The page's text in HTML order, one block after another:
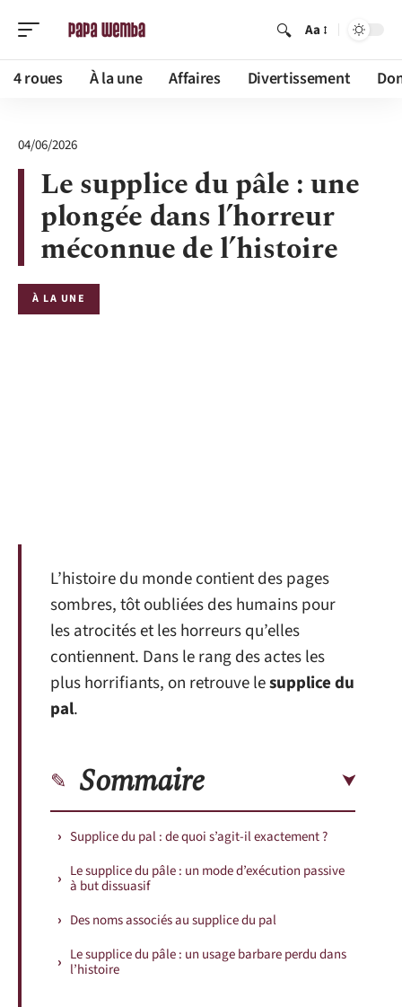
Aa
4 roues À la une Affaires Divertissement
04/06/2026
Le supplice du pâle : une
plongée dans l’horreur
méconnue de l’histoire
À LA UNE
L’histoire du monde contient des pages
sombres, tôt oubliées des humains pour
les atrocités et les horreurs qu’elles
contiennent. Dans le rang des actes les
plus horrifiants, on retrouve lesupplice du
pal.
Sommaire
Supplice du pal : de quoi s’agit-il exactement ?
Le supplice du pâle : un mode d’exécution passive
à but dissuasif
Des noms associés au supplice du pal
Le supplice du pâle : un usage barbare perdu dans
l’histoire